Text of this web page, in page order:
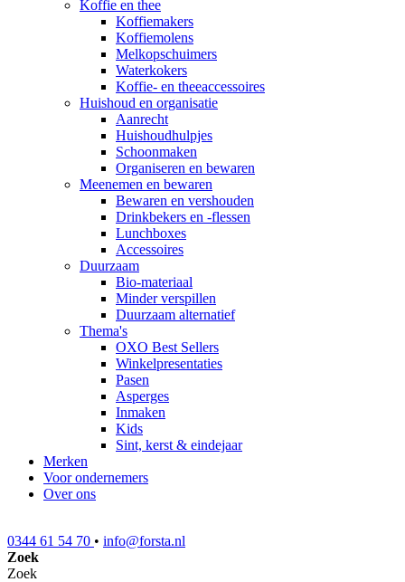
Koffie en thee
Koffiemakers
Koffiemolens
Melkopschuimers
Waterkokers
Koffie- en theeaccessoires
Huishoud en organisatie
Aanrecht
Huishoudhulpjes
Schoonmaken
Organiseren en bewaren
Meenemen en bewaren
Bewaren en vershouden
Drinkbekers en -flessen
Lunchboxes
Accessoires
Duurzaam
Bio-materiaal
Minder verspillen
Duurzaam alternatief
Thema's
OXO Best Sellers
Winkelpresentaties
Pasen
Asperges
Inmaken
Kids
Sint, kerst & eindejaar
Merken
Voor ondernemers
Over ons
0344 61 54 70 • info@forsta.nl
Zoek
Zoek